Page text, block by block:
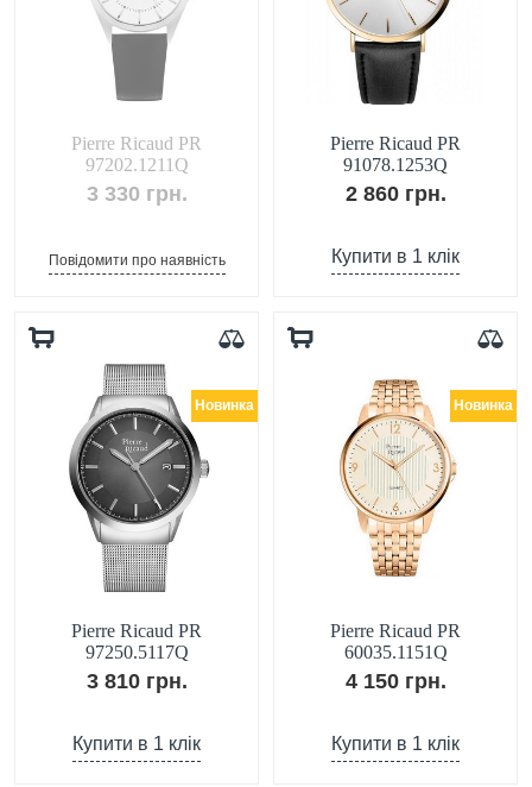
Pierre Ricaud PR
97202.1211Q
3 330 грн.
Повідомити про наявність
Pierre Ricaud PR
91078.1253Q
2 860 грн.
Купити в 1 клік
Новинка
Pierre Ricaud PR
97250.5117Q
3 810 грн.
Купити в 1 клік
Новинка
Pierre Ricaud PR
60035.1151Q
4 150 грн.
Купити в 1 клік